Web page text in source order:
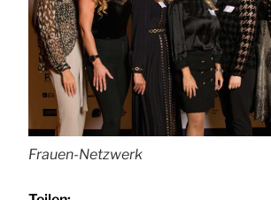
Frauen-Netzwerk